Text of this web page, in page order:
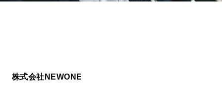
株式会社NEWONE